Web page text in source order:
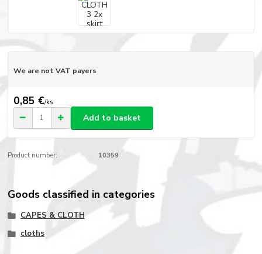
We are not VAT payers
0,85 €/ks
Add to basket
Product number: 10359
Goods classified in categories
CAPES & CLOTH
cloths